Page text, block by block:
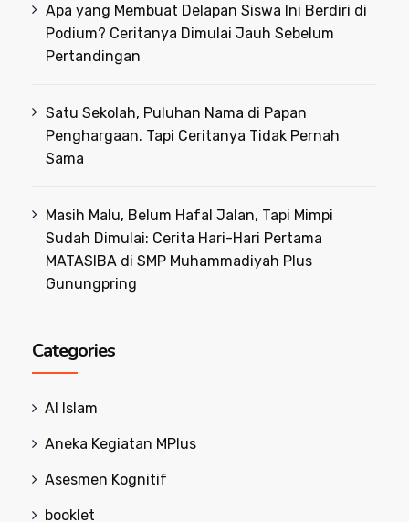
Apa yang Membuat Delapan Siswa Ini Berdiri di
Podium? Ceritanya Dimulai Jauh Sebelum
Pertandingan
Satu Sekolah, Puluhan Nama di Papan
Penghargaan. Tapi Ceritanya Tidak Pernah
Sama
Masih Malu, Belum Hafal Jalan, Tapi Mimpi
Sudah Dimulai: Cerita Hari-Hari Pertama
MATASIBA di SMP Muhammadiyah Plus
Gunungpring
Categories
Al Islam
Aneka Kegiatan MPlus
Asesmen Kognitif
booklet